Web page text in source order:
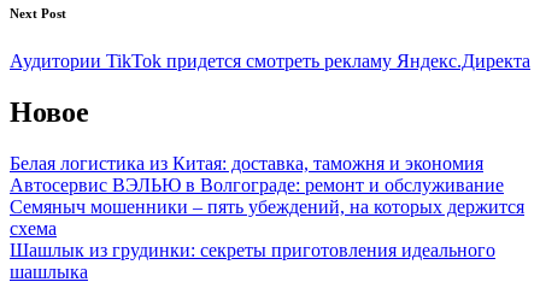
Next Post
Аудитории TikTok придется смотреть рекламу Яндекс.Директа
Новое
Белая логистика из Китая: доставка, таможня и экономия
Автосервис ВЭЛЬЮ в Волгограде: ремонт и обслуживание
Семяныч мошенники – пять убеждений, на которых держится
схема
Шашлык из грудинки: секреты приготовления идеального
шашлыка